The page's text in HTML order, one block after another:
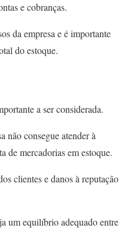
e cobranças.
da empresa e é importante
do estoque.
a ser considerada.
não consegue atender à
de mercadorias em estoque.
clientes e danos à reputação
um equilíbrio adequado entre